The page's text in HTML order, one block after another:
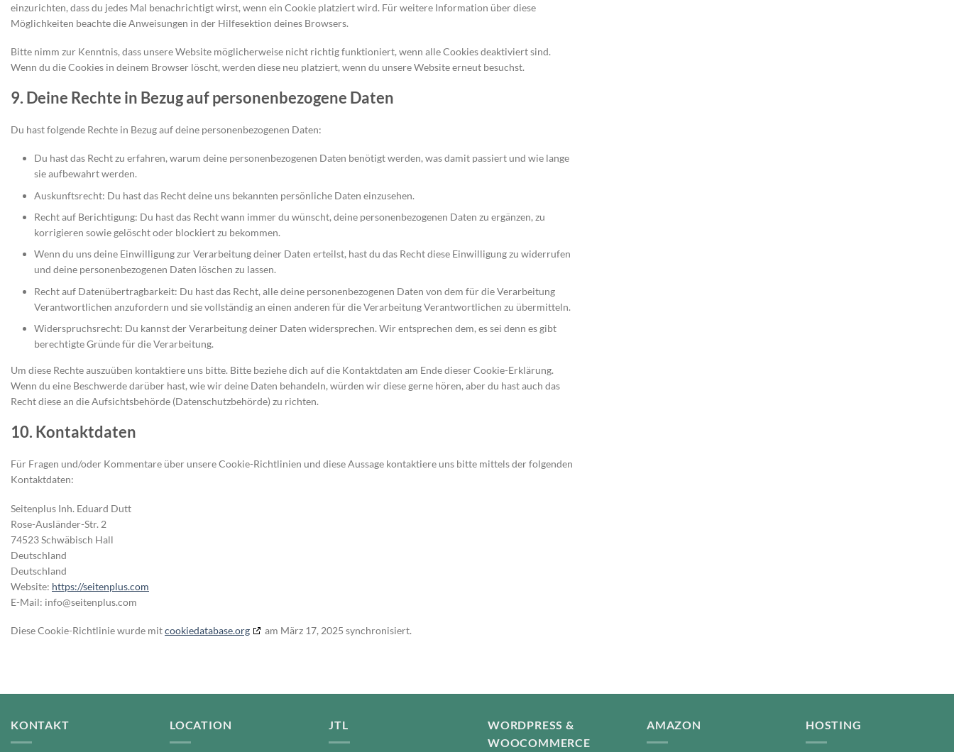
einzurichten, dass du jedes Mal benachrichtigt wirst, wenn ein Cookie platziert wird. Für weitere Information über diese
Möglichkeiten beachte die Anweisungen in der Hilfesektion deines Browsers.
Bitte nimm zur Kenntnis, dass unsere Website möglicherweise nicht richtig funktioniert, wenn alle Cookies deaktiviert sind.
Wenn du die Cookies in deinem Browser löscht, werden diese neu platziert, wenn du unsere Website erneut besuchst.
9. Deine Rechte in Bezug auf personenbezogene Daten
Du hast folgende Rechte in Bezug auf deine personenbezogenen Daten:
Du hast das Recht zu erfahren, warum deine personenbezogenen Daten benötigt werden, was damit passiert und wie lange
sie aufbewahrt werden.
Auskunftsrecht: Du hast das Recht deine uns bekannten persönliche Daten einzusehen.
Recht auf Berichtigung: Du hast das Recht wann immer du wünscht, deine personenbezogenen Daten zu ergänzen, zu
korrigieren sowie gelöscht oder blockiert zu bekommen.
Wenn du uns deine Einwilligung zur Verarbeitung deiner Daten erteilst, hast du das Recht diese Einwilligung zu widerrufen
und deine personenbezogenen Daten löschen zu lassen.
Recht auf Datenübertragbarkeit: Du hast das Recht, alle deine personenbezogenen Daten von dem für die Verarbeitung
Verantwortlichen anzufordern und sie vollständig an einen anderen für die Verarbeitung Verantwortlichen zu übermitteln.
Widerspruchsrecht: Du kannst der Verarbeitung deiner Daten widersprechen. Wir entsprechen dem, es sei denn es gibt
berechtigte Gründe für die Verarbeitung.
Um diese Rechte auszuüben kontaktiere uns bitte. Bitte beziehe dich auf die Kontaktdaten am Ende dieser Cookie-Erklärung.
Wenn du eine Beschwerde darüber hast, wie wir deine Daten behandeln, würden wir diese gerne hören, aber du hast auch das
Recht diese an die Aufsichtsbehörde (Datenschutzbehörde) zu richten.
10. Kontaktdaten
Für Fragen und/oder Kommentare über unsere Cookie-Richtlinien und diese Aussage kontaktiere uns bitte mittels der folgenden
Kontaktdaten:
Seitenplus Inh. Eduard Dutt
Rose-Ausländer-Str. 2
74523 Schwäbisch Hall
Deutschland
Deutschland
Website: https://seitenplus.com
E-Mail: info@seitenplus.com
Diese Cookie-Richtlinie wurde mitcookiedatabase.org am März 17, 2025 synchronisiert.
KONTAKT LOCATION JTL
WORDPRESS &
WOOCOMMERCE
AMAZON HOSTING